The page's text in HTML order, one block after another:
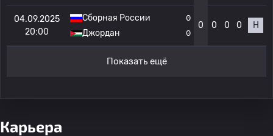
04.09.2025
20:00
Сборная России
Джордан
0
0
0 0 0 0 Н
Показать ещё
Карьера